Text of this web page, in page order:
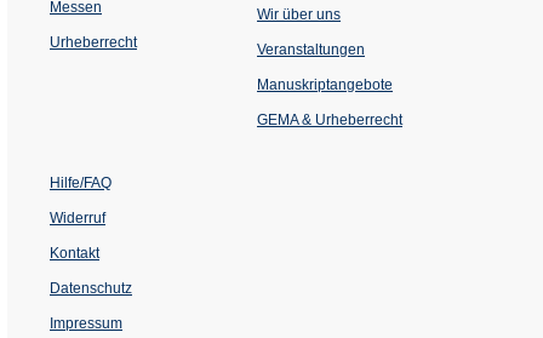
Messen
Urheberrecht
Wir über uns
Veranstaltungen
einem
Tab)
Manuskriptangebote
GEMA & Urheberrecht
Hilfe/FAQ
Widerruf
Kontakt
Datenschutz
Impressum